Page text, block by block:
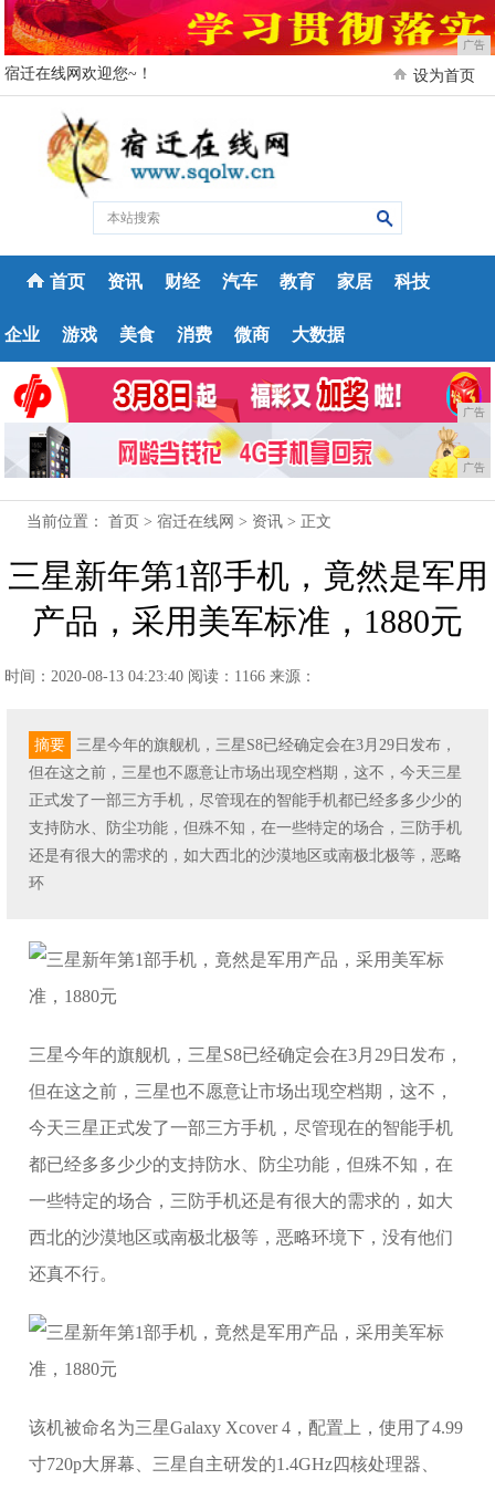
广告
宿迁在线网欢迎您~！ 设为首页
首页 资讯 财经 汽车 教育 家居 科技
企业 游戏 美食 消费 微商 大数据
广告
广告
当前位置：首页 >宿迁在线网 > 资讯 > 正文
三星新年第1部手机，竟然是军用
产品，采用美军标准，1880元
时间：2020-08-13 04:23:40 阅读：1166 来源：
摘要
三星今年的旗舰机，三星S8已经确定会在3月29日发布，
但在这之前，三星也不愿意让市场出现空档期，这不，今天三星
正式发了一部三方手机，尽管现在的智能手机都已经多多少少的
支持防水、防尘功能，但殊不知，在一些特定的场合，三防手机
还是有很大的需求的，如大西北的沙漠地区或南极北极等，恶略
环
三星今年的旗舰机，三星S8已经确定会在3月29日发布，
但在这之前，三星也不愿意让市场出现空档期，这不，
今天三星正式发了一部三方手机，尽管现在的智能手机
都已经多多少少的支持防水、防尘功能，但殊不知，在
一些特定的场合，三防手机还是有很大的需求的，如大
西北的沙漠地区或南极北极等，恶略环境下，没有他们
还真不行。
该机被命名为三星Galaxy Xcover 4，配置上，使用了4.99
寸720p大屏幕、三星自主研发的1.4GHz四核处理器、